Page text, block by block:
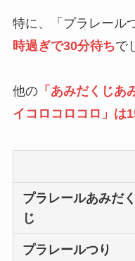
特に、「プラレール
時過ぎで30分待ちで
他の「あみだくじあ
イコロコロコロ」は
プラレールあみだく
じ
プラレールつり